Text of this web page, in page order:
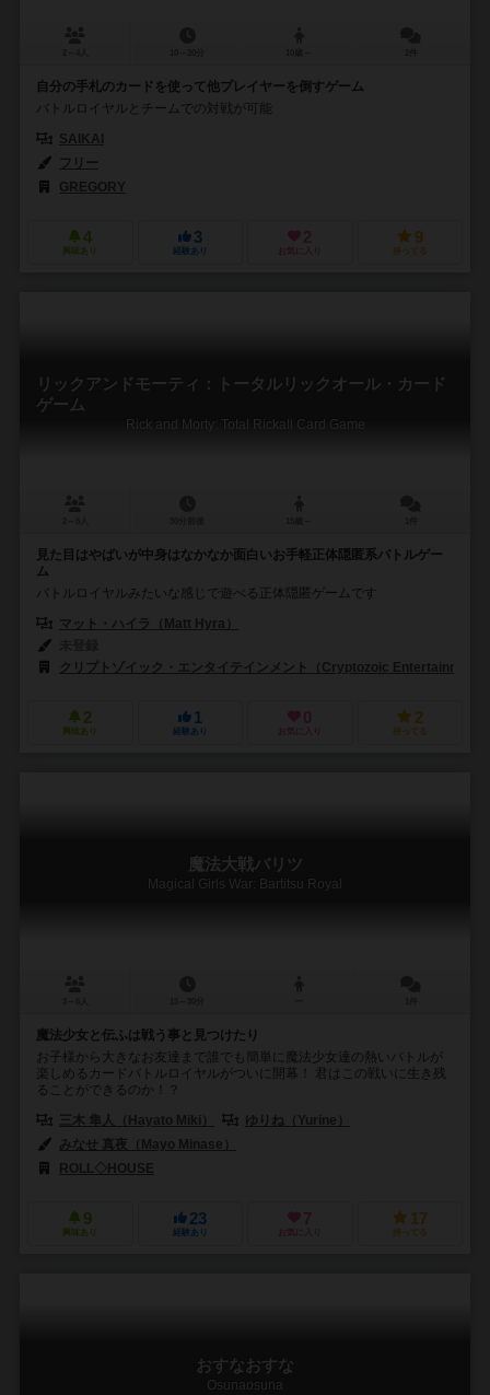
自分の手札のカードを使って他プレイヤーを倒すゲーム
バトルロイヤルとチームでの対戦が可能
SAIKAI
フリー
GREGORY
4
興味あり
3
経験あり
2
お気に入り
9
持ってる
リックアンドモーティ：トータルリックオール・カード
ゲーム
Rick and Morty: Total Rickall Card Game
見た目はやばいが中身はなかなか面白いお手軽正体隠匿系バトルゲー
ム
バトルロイヤルみたいな感じで遊べる正体隠匿ゲームです
マット・ハイラ（Matt Hyra）
クリプトゾイック・エンタイテインメント（Cryptozoic Entertainment
2
興味あり
1
経験あり
0
お気に入り
2
持ってる
魔法大戦バリツ
Magical Girls War: Bartitsu Royal
魔法少女と伝ふは戦う事と見つけたり
お子様から大きなお友達まで誰でも簡単に魔法少女達の熱いバトルが
楽しめるカードバトルロイヤルがついに開幕！ 君はこの戦いに生き残
ることができるのか！？
三木 隼人（Hayato Miki）
ゆりね（Yurine）
みなせ 真夜（Mayo Minase）
ROLL◇HOUSE
9
興味あり
23
経験あり
7
お気に入り
17
持ってる
おすなおすな
Osunaosuna